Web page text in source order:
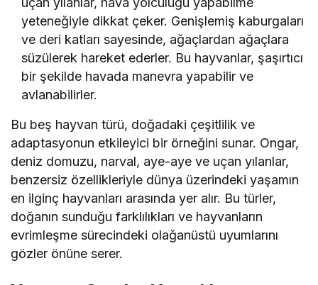
yeteneğiyle dikkat çeker. Genişlemiş kaburgaları
ve deri katları sayesinde, ağaçlardan ağaçlara
süzülerek hareket ederler. Bu hayvanlar, şaşırtıcı
bir şekilde havada manevra yapabilir ve
avlanabilirler.
Bu beş hayvan türü, doğadaki çeşitlilik ve
adaptasyonun etkileyici bir örneğini sunar. Ongar,
deniz domuzu, narval, aye-aye ve uçan yılanlar,
benzersiz özellikleriyle dünya üzerindeki yaşamın
en ilginç hayvanları arasında yer alır. Bu türler,
doğanın sunduğu farklılıkları ve hayvanların
evrimleşme sürecindeki olağanüstü uyumlarını
gözler önüne serer.